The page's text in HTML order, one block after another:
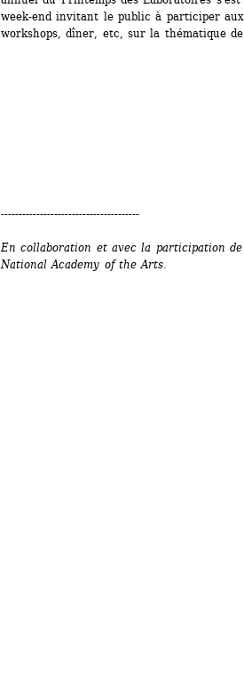
week-end invitant le public à participer aux
workshops, dîner, etc, sur la thématique de
---------------------------------------
En collaboration et avec la participation
National Academy of the Arts.